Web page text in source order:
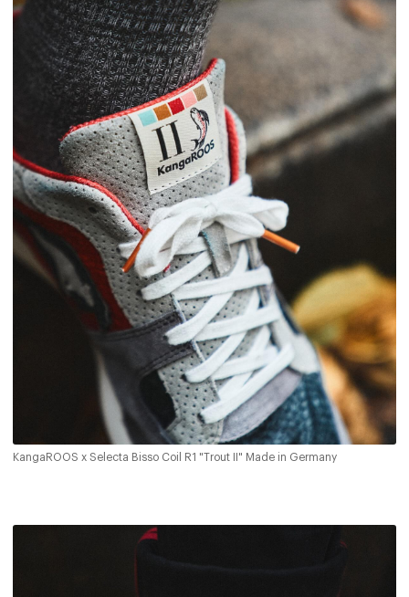
KangaROOS x Selecta Bisso Coil R1 "Trout II" Made in Germany